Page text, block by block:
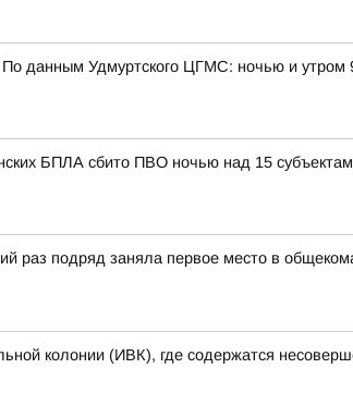
По данным Удмуртского ЦГМС: ночью и утром
БПЛА сбито ПВО ночью над 15
раз подряд заняла первое место в
колонии (ИВК), где содержатся